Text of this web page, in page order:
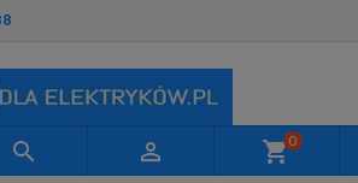
  shopping_cart0
listę
by zapisać produkty na